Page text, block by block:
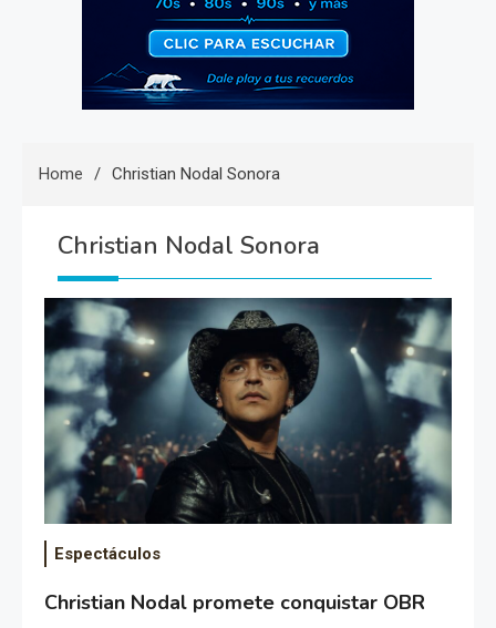
Home Christian Nodal Sonora
Christian Nodal Sonora
Espectáculos
Christian Nodal promete conquistar OBR